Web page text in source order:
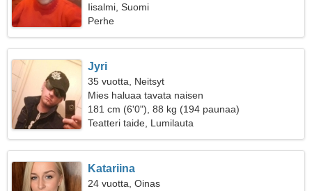
Iisalmi, Suomi
Perhe
Jyri
35 vuotta, Neitsyt
Mies haluaa tavata naisen
181 cm (6'0"), 88 kg (194 paunaa)
Teatteri taide, Lumilauta
Katariina
24 vuotta, Oinas